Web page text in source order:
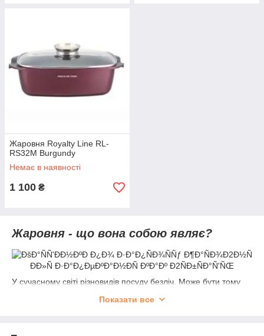
Жаровня Royalty Line RL-
RS32M Burgundy
Немає в наявності
1 100 ₴
Жаровня - що вона собою являє?
У сучасному світі різновидів посуду безліч. Може бути тому
від якості посуду безпосередньо залежить смак
Показати все